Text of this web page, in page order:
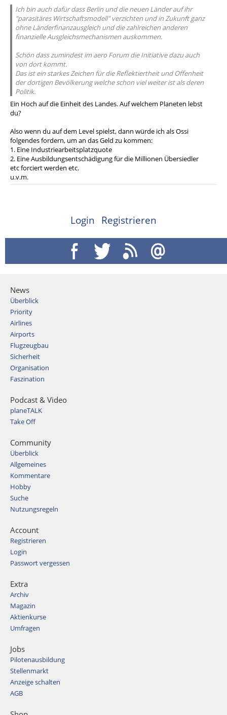
Ich bin auch dafür dass Berlin und die neuen Länder auf ihr
"parasitäres Wirtschaftsmodell" verzichten und in Zukunft ganz
ohne Länderfinanzausgleich und die zahlreichen anderen
finanzielle Ausgleichsmechanismen auskommen.
Schön dass zumindest im aero Forum die Initiative dazu auch
von dort kommt.
Das ist ein starkes Zeichen für die Reflektiertheit und Offenheit
der dortigen Bevölkerung welche schon viel weiter ist als deren
Politik.
Ein Hoch auf die Einheit des Landes. Auf welchem Planeten lebst
du?
Also wenn du auf dem Level spielst, dann würde ich als Ossi
folgendes fordern, um an das Geld zu kommen:
1. Eine Industriearbeitsplatzquote
2. Eine Ausbildungsentschädigung für die Millionen Übersiedler
etc forciert werden etc.
u.v.m.
Login Registrieren
News
Überblick
Priority
Airlines
Airports
Flugzeugbau
Sicherheit
Organisation
Faszination
Podcast & Video
planeTALK
Take Off
Community
Überblick
Allgemeines
Kommentare
Hobby
Suche
Nutzungsregeln
Account
Registrieren
Login
Passwort vergessen
Extra
Archiv
Magazin
Aktienkurse
Umfragen
Jobs
Pilotenausbildung
Stellenmarkt
Anzeige schalten
AGB